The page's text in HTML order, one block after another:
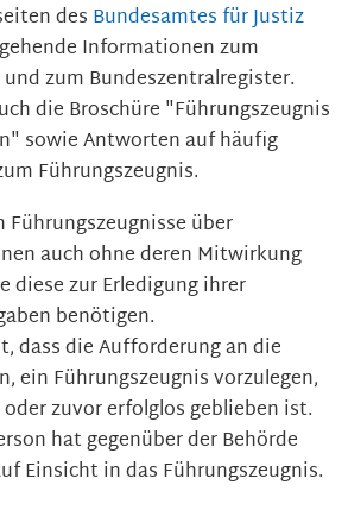
des Bundesamtes für Justiz
Informationen zum
zum Bundeszentralregister.
die Broschüre "Führungszeugnis
sowie Antworten auf häufig
Führungszeugnis.
Führungszeugnisse über
auch ohne deren Mitwirkung
diese zur Erledigung ihrer
benötigen.
dass die Aufforderung an die
ein Führungszeugnis vorzulegen,
zuvor erfolglos geblieben ist.
hat gegenüber der Behörde
Einsicht in das Führungszeugnis.